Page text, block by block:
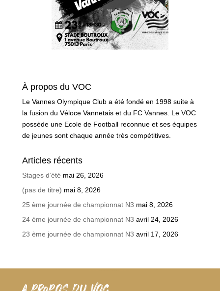
À propos du VOC
Le Vannes Olympique Club a été fondé en 1998 suite à
la fusion du Véloce Vannetais et du FC Vannes. Le VOC
possède une Ecole de Football reconnue et ses équipes
de jeunes sont chaque année très compétitives.
Articles récents
Stages d’été mai 26, 2026
(pas de titre) mai 8, 2026
25 ème journée de championnat N3 mai 8, 2026
24 ème journée de championnat N3 avril 24, 2026
23 ème journée de championnat N3 avril 17, 2026